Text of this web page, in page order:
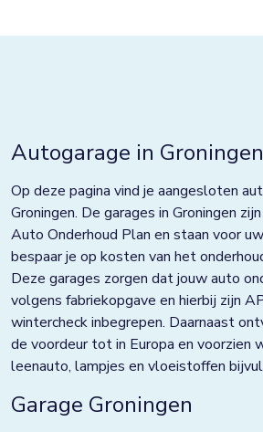
De Lier
Dieverbrug
Doezum
Dokkum
Drachten
Eindhoven
Elst
Emmen
Enkhuizen
Autogarage in Groningen
Op deze pagina vind je aangesloten
Groningen. De garages in Groningen
Auto Onderhoud Plan en staan voor
bespaar je op kosten van het
Deze garages zorgen dat jouw auto
volgens fabriekopgave en hierbij zijn
wintercheck inbegrepen. Daarnaast
de voordeur tot in Europa en voorzien
leenauto, lampjes en vloeistoffen
Garage Groningen